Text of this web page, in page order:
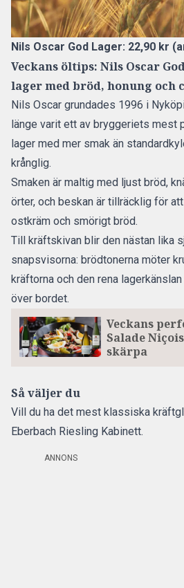
Nils Oscar God Lager: 22,90 kr
Veckans öltips: Nils Oscar
lager med bröd, honung och
Nils Oscar grundades 1996 i
länge varit ett av bryggeriets mest
lager med mer smak än
krånglig.
Smaken är maltig med ljust bröd,
örter, och beskan är tillräcklig för
ostkräm och smörigt bröd.
Till kräftskivan blir den nästan lika
snapsvisorna: brödtonerna möter
kräftorna och den rena
över bordet.
Veckans
Salade
skärpa
Så väljer du
Vill du ha det mest klassiska
Eberbach Riesling Kabinett.
ANNONS